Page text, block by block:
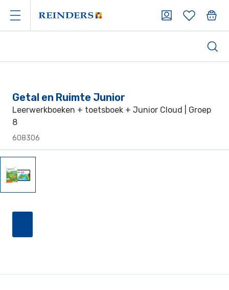
Getal en Ruimte Junior
Leerwerkboeken + toetsboek + Junior Cloud | Groep
8
608306